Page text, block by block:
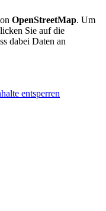
OpenStreetMap. Um
Sie auf die
dabei Daten an
entsperren